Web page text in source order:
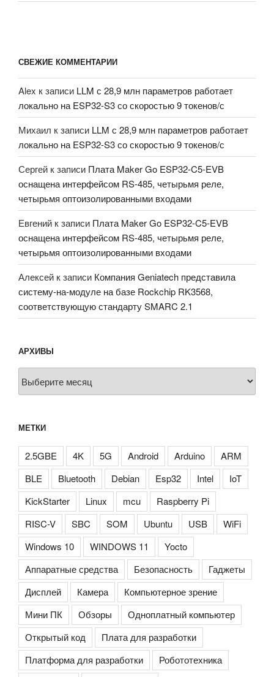
СВЕЖИЕ КОММЕНТАРИИ
Alex к записи LLM с 28,9 млн параметров работает
локально на ESP32-S3 со скоростью 9 токенов/с
Михаил к записи LLM с 28,9 млн параметров работает
локально на ESP32-S3 со скоростью 9 токенов/с
Сергей к записи Плата Maker Go ESP32-C5-EVB
оснащена интерфейсом RS-485, четырьмя реле,
четырьмя оптоизолированными входами
Евгений к записи Плата Maker Go ESP32-C5-EVB
оснащена интерфейсом RS-485, четырьмя реле,
четырьмя оптоизолированными входами
Алексей к записи Компания Geniatech представила
систему-на-модуле на базе Rockchip RK3568,
соответствующую стандарту SMARC 2.1
АРХИВЫ
МЕТКИ
2.5GBE 4K 5G Android Arduino
ARM
BLE
Bluetooth Debian Esp32 Intel
IoT
KickStarter
Linux mcu
Raspberry Pi
RISC-V
SBC SOM Ubuntu USB
WiFi
Windows 10
WINDOWS 11
Yocto
Аппаратные средства
Безопасность
Гаджеты
Дисплей
Камера
Компьютерное зрение
Мини ПК
Обзоры
Одноплатный компьютер
Открытый код
Плата для разработки
Платформа для разработки
Робототехника